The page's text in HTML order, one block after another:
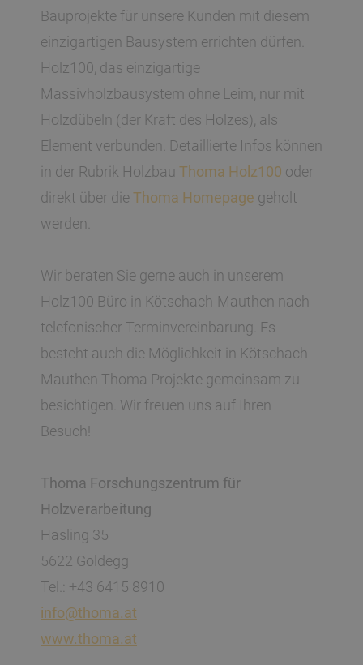
Bauprojekte für unsere Kunden mit diesem
einzigartigen Bausystem errichten dürfen.
Holz100, das einzigartige
Massivholzbausystem ohne Leim, nur mit
Holzdübeln (der Kraft des Holzes), als
Element verbunden. Detaillierte Infos können
in der Rubrik Holzbau Thoma Holz100 oder
direkt über die Thoma Homepage geholt
werden.
Wir beraten Sie gerne auch in unserem
Holz100 Büro in Kötschach-Mauthen nach
telefonischer Terminvereinbarung. Es
besteht auch die Möglichkeit in Kötschach-
Mauthen Thoma Projekte gemeinsam zu
besichtigen. Wir freuen uns auf Ihren
Besuch!
Thoma Forschungszentrum für
Holzverarbeitung
Hasling 35
5622 Goldegg
Tel.: +43 6415 8910
info@thoma.at
www.thoma.at